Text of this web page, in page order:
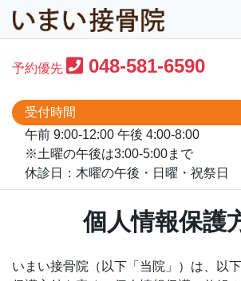
予約優先 048-581-6590
受付時間
午前 9:00-12:00 午後 4:00-8:00
※土曜の午後は3:00-5:00まで
休診日：木曜の午後・日曜・祝祭日
個人情報保護
いまい接骨院（以下「当院」）は、以